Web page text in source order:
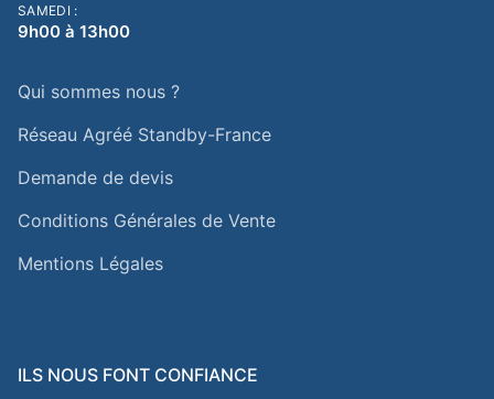
SAMEDI :
9h00 à 13h00
Qui sommes nous ?
Réseau Agréé Standby-France
Demande de devis
Conditions Générales de Vente
Mentions Légales
ILS NOUS FONT CONFIANCE